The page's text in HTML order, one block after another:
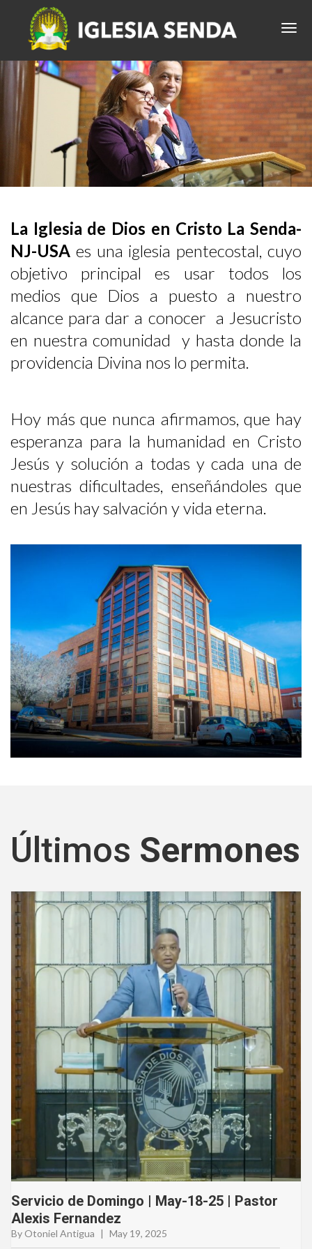
La Iglesia de Dios en Cristo La Senda-
NJ-USA es una iglesia pentecostal, cuyo
objetivo principal es usar todos los
medios que Dios a puesto a nuestro
alcance para dar a conocer a Jesucristo
en nuestra comunidad y hasta donde la
providencia Divina nos lo permita.
Hoy más que nunca afirmamos, que hay
esperanza para la humanidad en Cristo
Jesús y solución a todas y cada una de
nuestras dificultades, enseñándoles que
en Jesús hay salvación y vida eterna.
Últimos Sermones
Servicio de Domingo | May-18-25 | Pastor
Alexis Fernandez
By Otoniel Antigua | May 19, 2025